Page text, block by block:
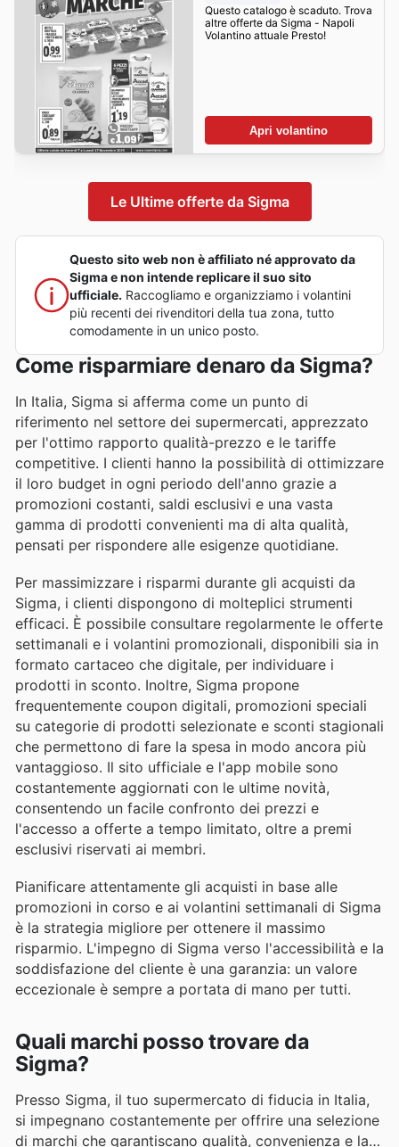
Questo catalogo è scaduto. Trova
altre offerte da Sigma - Napoli
Volantino attuale Presto!
Apri volantino
Le Ultime offerte da Sigma
Questo sito web non è affiliato né approvato da
Sigma e non intende replicare il suo sito
ufficiale. Raccogliamo e organizziamo i volantini
più recenti dei rivenditori della tua zona, tutto
comodamente in un unico posto.
Come risparmiare denaro da Sigma?
In Italia, Sigma si afferma come un punto di
riferimento nel settore dei supermercati, apprezzato
per l'ottimo rapporto qualità-prezzo e le tariffe
competitive. I clienti hanno la possibilità di ottimizzare
il loro budget in ogni periodo dell'anno grazie a
promozioni costanti, saldi esclusivi e una vasta
gamma di prodotti convenienti ma di alta qualità,
pensati per rispondere alle esigenze quotidiane.
Per massimizzare i risparmi durante gli acquisti da
Sigma, i clienti dispongono di molteplici strumenti
efficaci. È possibile consultare regolarmente le offerte
settimanali e i volantini promozionali, disponibili sia in
formato cartaceo che digitale, per individuare i
prodotti in sconto. Inoltre, Sigma propone
frequentemente coupon digitali, promozioni speciali
su categorie di prodotti selezionate e sconti stagionali
che permettono di fare la spesa in modo ancora più
vantaggioso. Il sito ufficiale e l'app mobile sono
costantemente aggiornati con le ultime novità,
consentendo un facile confronto dei prezzi e
l'accesso a offerte a tempo limitato, oltre a premi
esclusivi riservati ai membri.
Pianificare attentamente gli acquisti in base alle
promozioni in corso e ai volantini settimanali di Sigma
è la strategia migliore per ottenere il massimo
risparmio. L'impegno di Sigma verso l'accessibilità e la
soddisfazione del cliente è una garanzia: un valore
eccezionale è sempre a portata di mano per tutti.
Quali marchi posso trovare da
Sigma?
Presso Sigma, il tuo supermercato di fiducia in Italia,
si impegnano costantemente per offrire una selezione
di marchi che garantiscano qualità, convenienza e la